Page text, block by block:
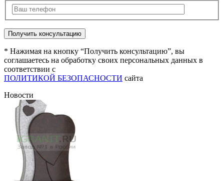
* Нажимая на кнопку “Получить консультацию”, вы
соглашаетесь на обработку своих персональных данных в
соответствии с
ПОЛИТИКОЙ БЕЗОПАСНОСТИ сайта
Новости